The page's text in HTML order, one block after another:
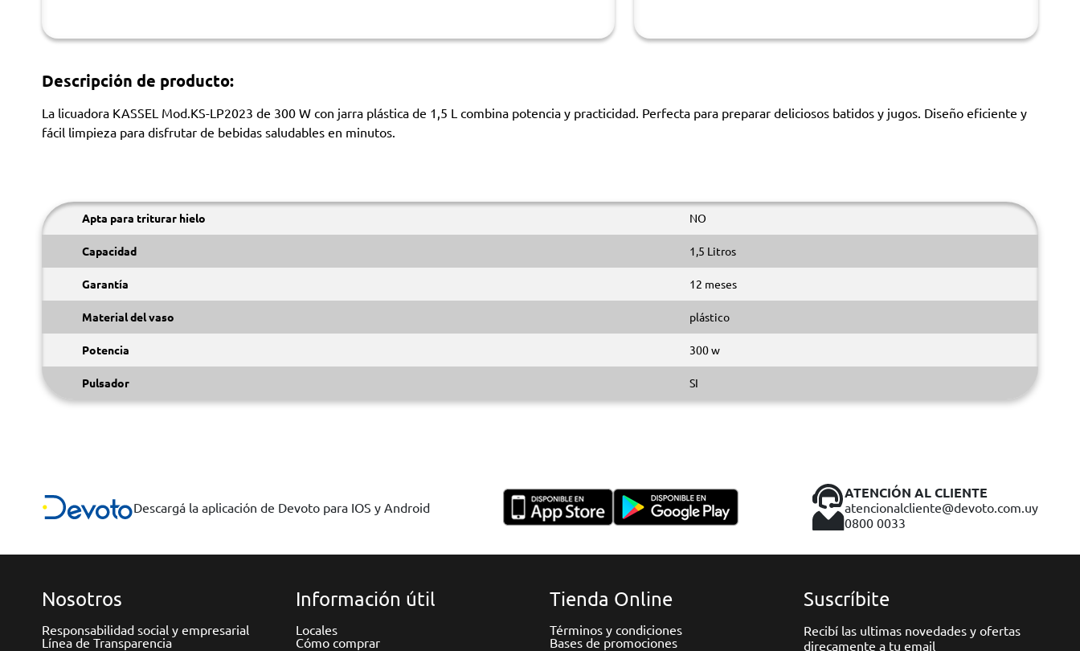
Descripción de producto:
La licuadora KASSEL Mod.KS-LP2023 de 300 W con jarra plástica de 1,5 L combina potencia y practicidad. Perfecta para preparar deliciosos batidos y jugos. Diseño eficiente y
fácil limpieza para disfrutar de bebidas saludables en minutos.
Apta para triturar hielo NO
Capacidad 1,5 Litros
Garantía 12 meses
Material del vaso plástico
Potencia 300 w
Pulsador SI
Descargá la aplicación de Devoto para IOS y Android
ATENCIÓN AL CLIENTE
atencionalcliente@devoto.com.uy
0800 0033
Nosotros
Responsabilidad social y empresarial
Línea de Transparencia
Información útil
Locales
Cómo comprar
Tienda Online
Términos y condiciones
Bases de promociones
Suscríbite
Recibí las ultimas novedades y ofertas
direcamente a tu email